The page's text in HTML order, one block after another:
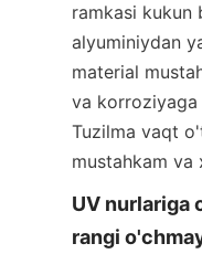
ramkasi kukun
alyuminiydan
material
va korroziyaga
Tuzilma vaqt
mustahkam va
UV nurlariga
rangi